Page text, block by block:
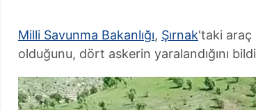
Milli Savunma Bakanlığı, Şırnak'taki araç
olduğunu, dört askerin yaralandığını